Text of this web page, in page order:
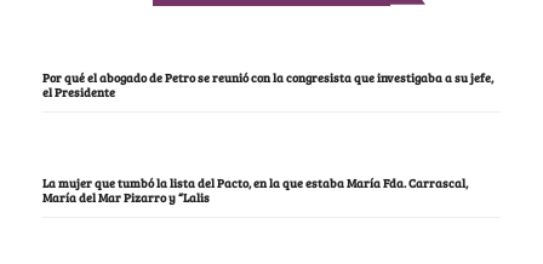
Por qué el abogado de Petro se reunió con la congresista que investigaba a su jefe,
el Presidente
La mujer que tumbó la lista del Pacto, en la que estaba María Fda. Carrascal,
María del Mar Pizarro y “Lalis